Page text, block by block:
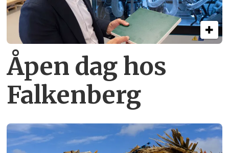
Åpen dag hos
Falkenberg